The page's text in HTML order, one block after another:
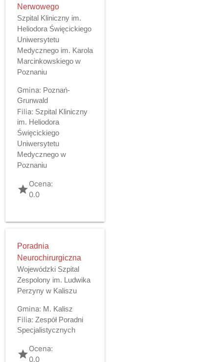
Nerwowego
Szpital Kliniczny im.
Heliodora Święcickiego
Uniwersytetu
Medycznego im. Karola
Marcinkowskiego w
Poznaniu
Gmina: Poznań-
Grunwald
Filia: Szpital Kliniczny
im. Heliodora
Święcickiego
Uniwersytetu
Medycznego w
Poznaniu
gradeOcena:
0.0
Poradnia
Neurochirurgiczna
Wojewódzki Szpital
Zespolony im. Ludwika
Perzyny w Kaliszu
Gmina: M. Kalisz
Filia: Zespół Poradni
Specjalistycznych
gradeOcena:
0.0